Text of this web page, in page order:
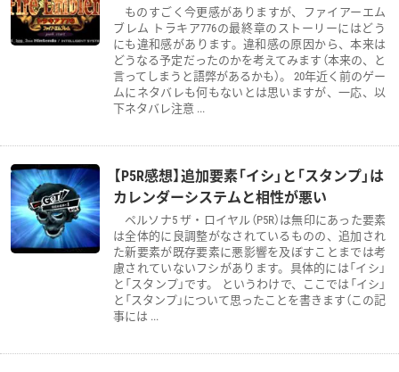
ものすごく今更感がありますが、ファイアーエム
ブレム トラキア776の最終章のストーリーにはどう
にも違和感があります。違和感の原因から、本来は
どうなる予定だったのかを考えてみます（本来の、と
言ってしまうと語弊があるかも）。 20年近く前のゲー
ムにネタバレも何もないとは思いますが、一応、以
下ネタバレ注意 ...
【P5R感想】追加要素「イシ」と「スタンプ」は
カレンダーシステムと相性が悪い
ペルソナ5 ザ・ロイヤル（P5R）は無印にあった要素
は全体的に良調整がなされているものの、追加され
た新要素が既存要素に悪影響を及ぼすことまでは考
慮されていないフシがあります。具体的には「イシ」
と「スタンプ」です。 というわけで、ここでは「イシ」
と「スタンプ」について思ったことを書きます（この記
事には ...